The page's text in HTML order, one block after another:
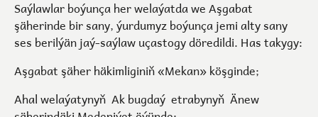
Saýlawlar boýunça her welaýatda we Aşgabat
şäherinde bir sany, ýurdumyz boýunça jemi alty sany
ses berilýän jaý-saýlaw uçastogy döredildi. Has takygy:
Aşgabat şäher häkimliginiň «Mekan» köşginde;
Ahal welaýatynyň Ak bugdaý etrabynyň Änew